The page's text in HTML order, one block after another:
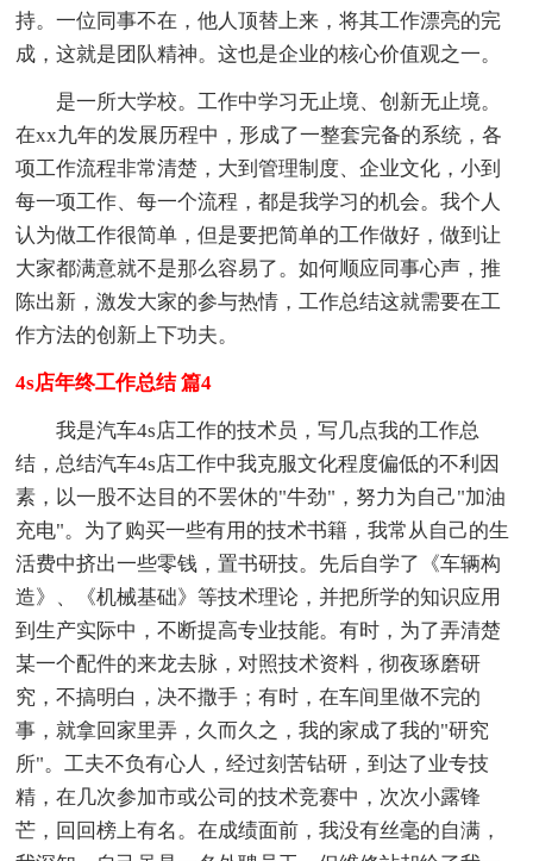
持。一位同事不在，他人顶替上来，将其工作漂亮的完
成，这就是团队精神。这也是企业的核心价值观之一。
是一所大学校。工作中学习无止境、创新无止境。
在xx九年的发展历程中，形成了一整套完备的系统，各
项工作流程非常清楚，大到管理制度、企业文化，小到
每一项工作、每一个流程，都是我学习的机会。我个人
认为做工作很简单，但是要把简单的工作做好，做到让
大家都满意就不是那么容易了。如何顺应同事心声，推
陈出新，激发大家的参与热情，工作总结这就需要在工
作方法的创新上下功夫。
4s店年终工作总结 篇4
我是汽车4s店工作的技术员，写几点我的工作总
结， 总结汽车4s店工作中我克服文化程度偏低的不利因
素，以一股不达目的不罢休的"牛劲"，努力为自己"加油
充电"。为了购买一些有用的技术书籍，我常从自己的生
活费中挤出一些零钱，置书研技。先后自学了《车辆构
造》、《机械基础》等技术理论，并把所学的知识应用
到生产实际中，不断提高专业技能。有时，为了弄清楚
某一个配件的来龙去脉，对照技术资料，彻夜琢磨研
究，不搞明白，决不撒手；有时，在车间里做不完的
事，就拿回家里弄，久而久之，我的家成了我的"研究
所"。工夫不负有心人，经过刻苦钻研，到达了业专技
精，在几次参加市或公司的技术竞赛中，次次小露锋
芒，回回榜上有名。在成绩面前，我没有丝毫的自满，